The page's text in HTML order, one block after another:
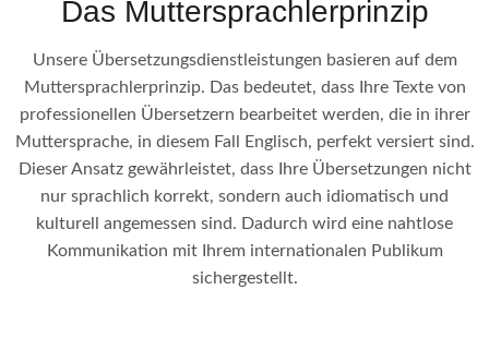
Das Muttersprachlerprinzip
Unsere Übersetzungsdienstleistungen basieren auf dem
Muttersprachlerprinzip. Das bedeutet, dass Ihre Texte von
professionellen Übersetzern bearbeitet werden, die in ihrer
Muttersprache, in diesem Fall Englisch, perfekt versiert sind.
Dieser Ansatz gewährleistet, dass Ihre Übersetzungen nicht
nur sprachlich korrekt, sondern auch idiomatisch und
kulturell angemessen sind. Dadurch wird eine nahtlose
Kommunikation mit Ihrem internationalen Publikum
sichergestellt.